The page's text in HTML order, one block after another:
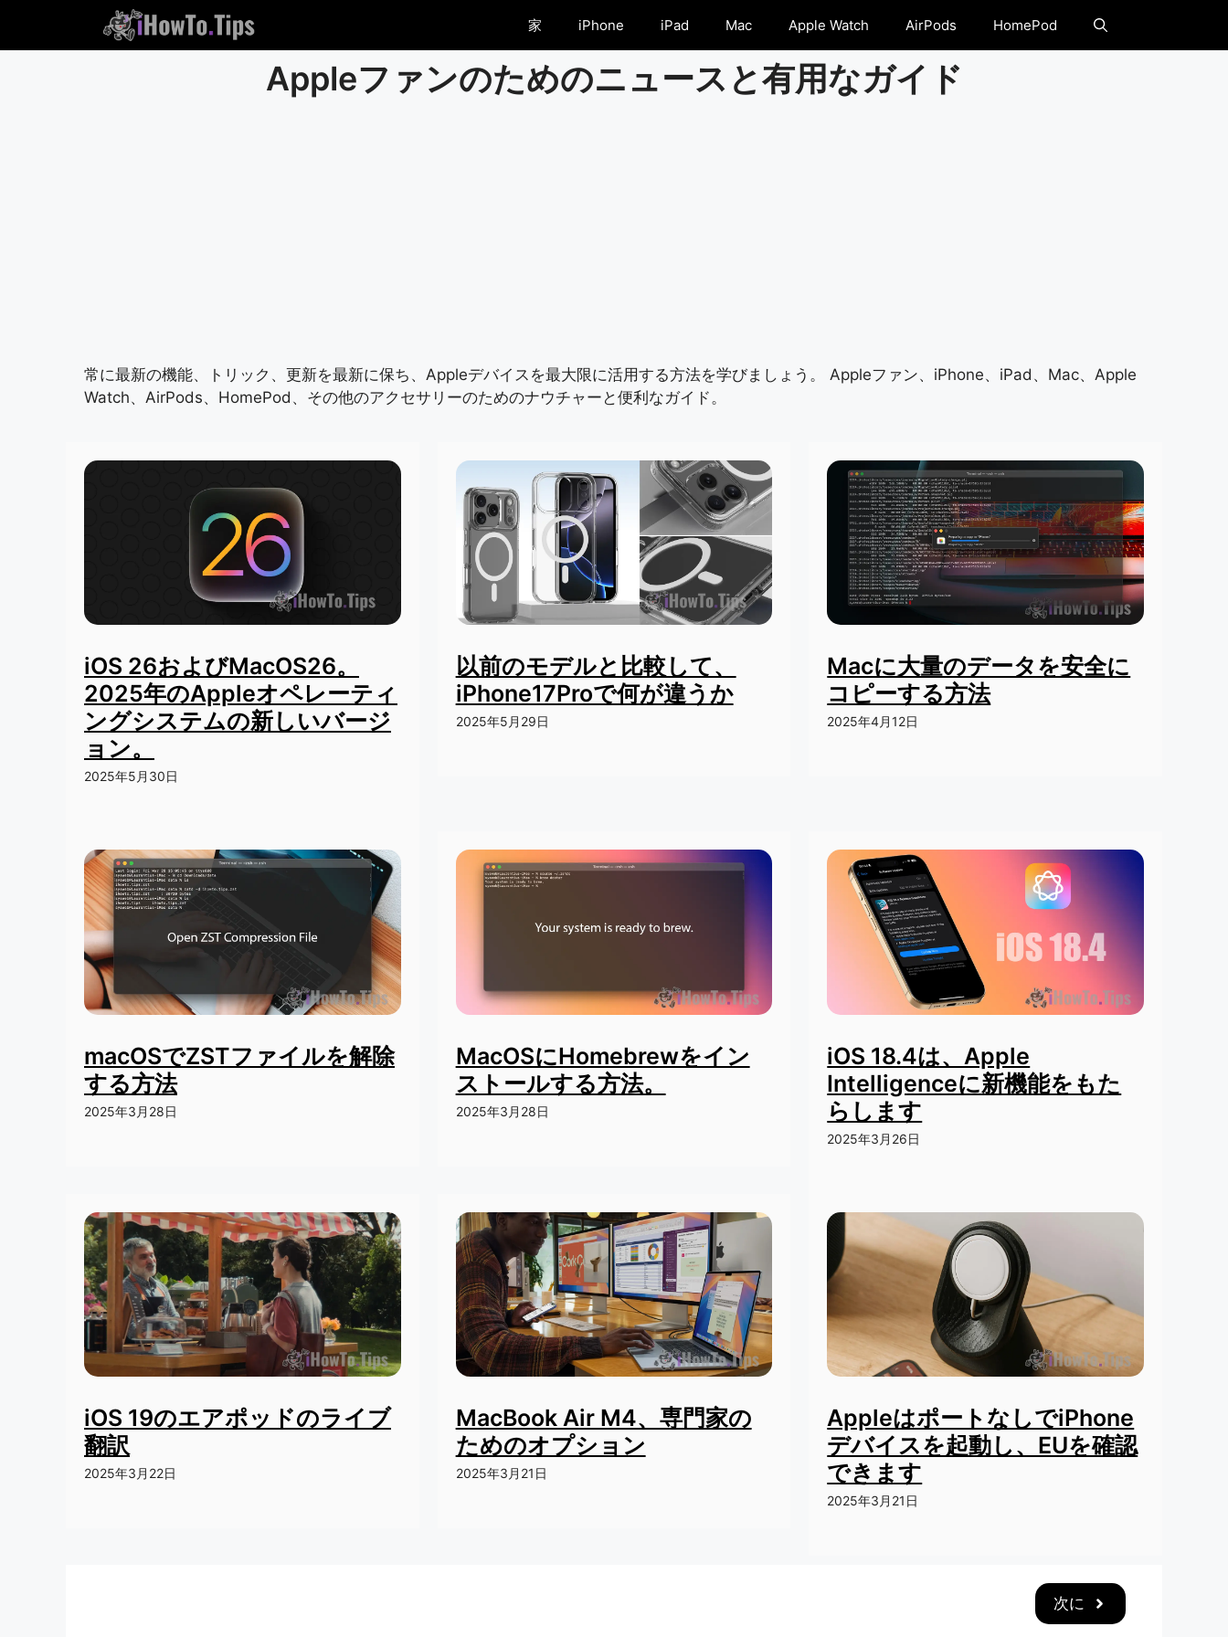
テ
家 iPhone iPad Mac Apple Watch AirPods HomePod
Appleファンのためのニュースと有用なガイド
常に最新の機能、トリック、更新を最新に保ち、Appleデバイスを最大限に活用する方法を学びましょう。 Appleファン、iPhone、iPad、Mac、Apple
Watch、AirPods、HomePod、その他のアクセサリーのためのナウチャーと便利なガイド。
iOS 26およびMacOS26。
2025年のAppleオペレーティ
ングシステムの新しいバージ
ョン。
2025年5月30日
以前のモデルと比較して、
iPhone17Proで何が違うか
2025年5月29日
Macに大量のデータを安全に
コピーする方法
2025年4月12日
macOSでZSTファイルを解除
する方法
2025年3月28日
MacOSにHomebrewをイン
ストールする方法。
2025年3月28日
iOS 18.4は、Apple
Intelligenceに新機能をもた
らします
2025年3月26日
iOS 19のエアポッドのライブ
翻訳
2025年3月22日
MacBook Air M4、専門家の
ためのオプション
2025年3月21日
AppleはポートなしでiPhone
デバイスを起動し、EUを確認
できます
2025年3月21日
次に